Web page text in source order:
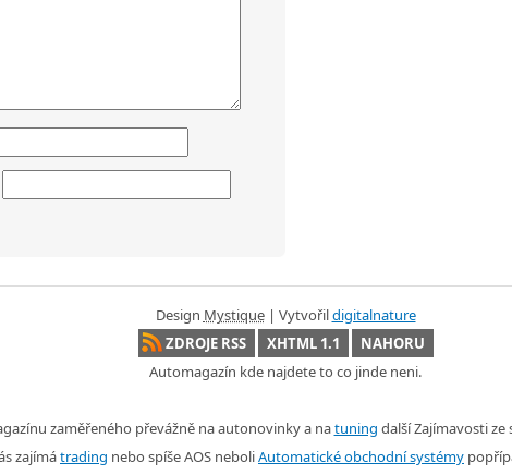
Design Mystique| Vytvořildigitalnature
ZDROJE RSS
XHTML 1.1
NAHORU
Automagazín kde najdete to co jinde neni.
zaměřeného převážně na autonovinky a natuning další Zajímavosti
zajímátrading nebo spíše AOS neboliAutomatické obchodní systémy